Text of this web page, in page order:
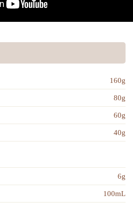
160g
80g
60g
40g
6g
100mL